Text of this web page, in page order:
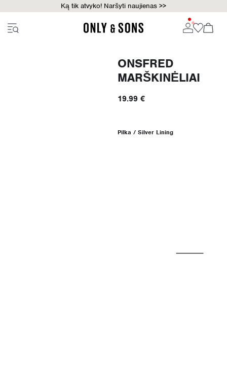
Ką tik atvyko! Naršyti naujienas >>
ONSFRED
MARŠKINĖLIAI
19.99 €
Pilka / Silver Lining